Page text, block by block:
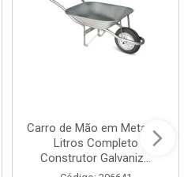
Carro de Mão em Metal 60
Litros Completo
Construtor Galvaniz...